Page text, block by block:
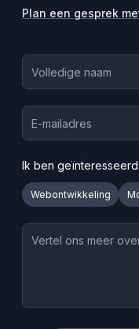
Plan een gesprek
Ik ben geïnteresseerd
Webontwikkeling